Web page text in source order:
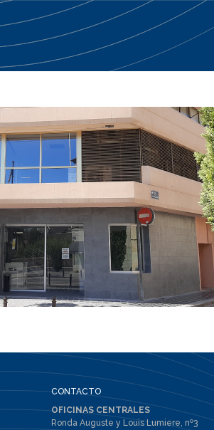
CONTACTO
OFICINAS CENTRALES
Ronda Auguste y Louis Lumiere, nº3